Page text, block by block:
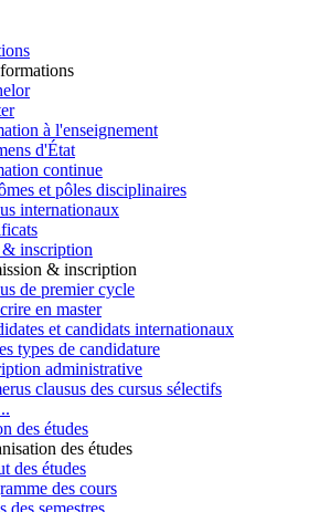
à l'enseignement
d'État
continue
et pôles disciplinaires
internationaux
inscription
& inscription
de premier cycle
en master
et candidats internationaux
types de candidature
administrative
clausus des cursus sélectifs
des études
des études
des études
des cours
des semestres